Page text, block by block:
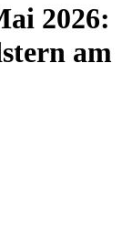
2026:
am